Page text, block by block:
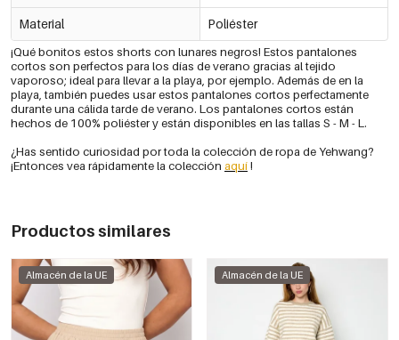
Material Poliéster
¡Qué bonitos estos shorts con lunares negros! Estos pantalones
cortos son perfectos para los días de verano gracias al tejido
vaporoso; ideal para llevar a la playa, por ejemplo. Además de en la
playa, también puedes usar estos pantalones cortos perfectamente
durante una cálida tarde de verano. Los pantalones cortos están
hechos de 100% poliéster y están disponibles en las tallas S - M - L.
¿Has sentido curiosidad por toda la colección de ropa de Yehwang?
¡Entonces vea rápidamente la colección aquí!
Productos similares
Almacén de la UE Almacén de la UE